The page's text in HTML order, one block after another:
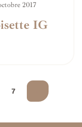
2017
IG
7